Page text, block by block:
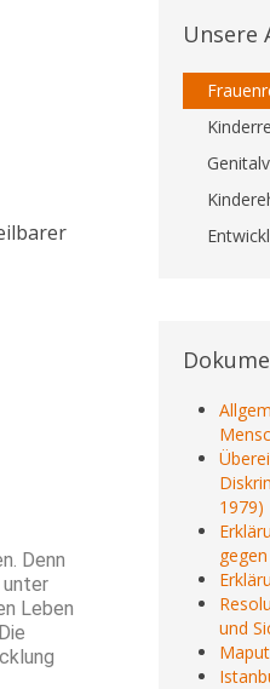
Denn
unter
Leben
Unsere
1979)
und